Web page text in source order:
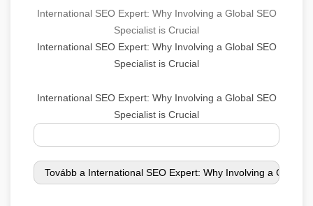
International SEO Expert: Why Involving a Global SEO
Specialist is Crucial
International SEO Expert: Why Involving a Global SEO
Specialist is Crucial
International SEO Expert: Why Involving a Global SEO
Specialist is Crucial